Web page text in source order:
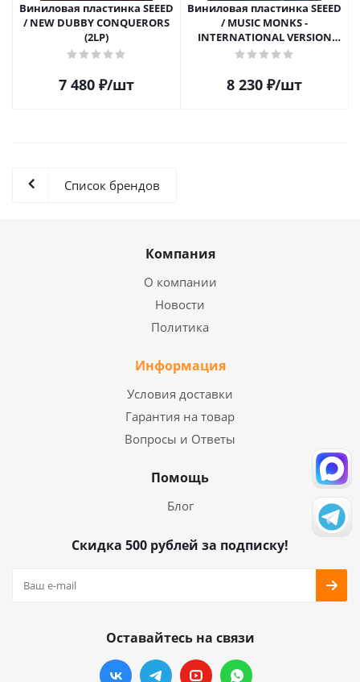
Виниловая пластинка SEEED
/ NEW DUBBY CONQUERORS
(2LP)
7 480 ₽/шт
Виниловая пластинка SEEED
/ MUSIC MONKS -
INTERNATIONAL VERSION
(2LP)
8 230 ₽/шт
Список брендов
Компания
О компании
Новости
Политика
Информация
Условия доставки
Гарантия на товар
Вопросы и Ответы
Помощь
Блог
Скидка 500 рублей за подписку!
Оставайтесь на связи